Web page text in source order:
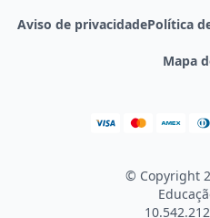
Aviso de privacidadePolítica
Mapa
© Copyright